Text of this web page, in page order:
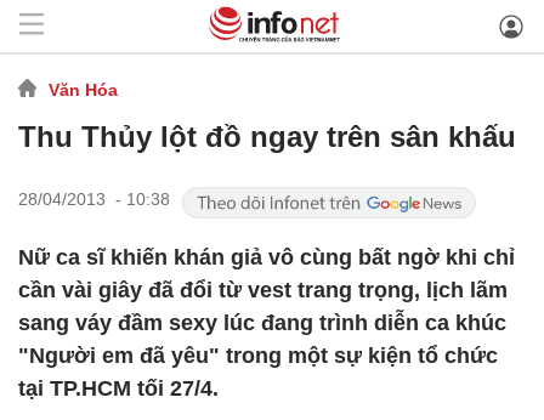
Văn Hóa
Thu Thủy lột đồ ngay trên sân khấu
28/04/2013 - 10:38
Nữ ca sĩ khiến khán giả vô cùng bất ngờ khi chỉ
cần vài giây đã đổi từ vest trang trọng, lịch lãm
sang váy đầm sexy lúc đang trình diễn ca khúc
"Người em đã yêu" trong một sự kiện tổ chức
tại TP.HCM tối 27/4.